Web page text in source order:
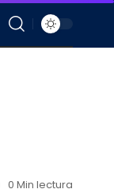
0 Min lectura